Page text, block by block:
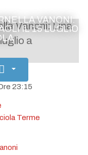
VANONI:
IL 15 LUGLIO
23:15
Terme